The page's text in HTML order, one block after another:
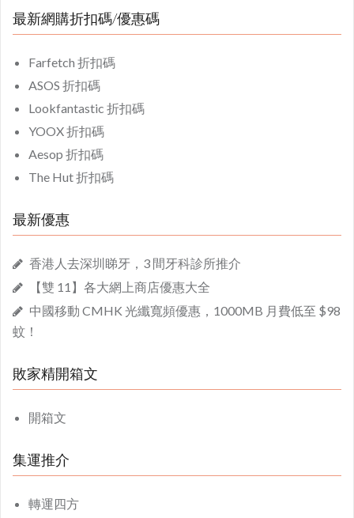
最新網購折扣碼/優惠碼
Farfetch 折扣碼
ASOS 折扣碼
Lookfantastic 折扣碼
YOOX 折扣碼
Aesop 折扣碼
The Hut 折扣碼
最新優惠
香港人去深圳睇牙，3 間牙科診所推介
【雙 11】各大網上商店優惠大全
中國移動 CMHK 光纖寬頻優惠，1000MB 月費低至 $98
蚊！
敗家精開箱文
開箱文
集運推介
轉運四方